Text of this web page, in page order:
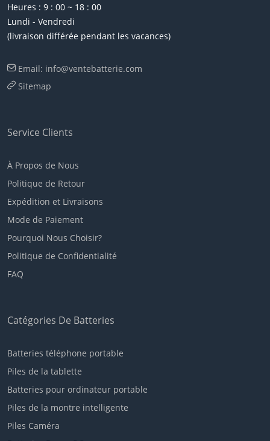
Heures : 9 : 00 ~ 18 : 00
Lundi - Vendredi
(livraison différée pendant les vacances)
Email: info@ventebatterie.com
Sitemap
Service Clients
À Propos de Nous
Politique de Retour
Expédition et Livraisons
Mode de Paiement
Pourquoi Nous Choisir?
Politique de Confidentialité
FAQ
Catégories De Batteries
Batteries téléphone portable
Piles de la tablette
Batteries pour ordinateur portable
Piles de la montre intelligente
Piles Caméra